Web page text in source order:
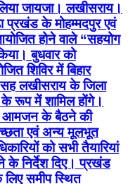
जायजा। लखीसराय।
प्रखंड के मोहम्मदपुर एवं
होने वाले “सहयोग
बुधवार को
शिविर में बिहार
सह लखीसराय के जिला
रूप में शामिल होंगे।
आमजन के बैठने की
एवं अन्य मूलभूत
को सभी तैयारियां
के निर्देश दिए। प्रखंड
लिए समीप स्थित